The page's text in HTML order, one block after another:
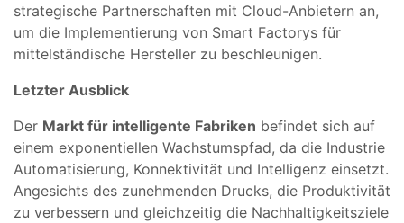
strategische Partnerschaften mit Cloud-Anbietern an,
um die Implementierung von Smart Factorys für
mittelständische Hersteller zu beschleunigen.
Letzter Ausblick
Der Markt für intelligente Fabriken befindet sich auf
einem exponentiellen Wachstumspfad, da die Industrie
Automatisierung, Konnektivität und Intelligenz einsetzt.
Angesichts des zunehmenden Drucks, die Produktivität
zu verbessern und gleichzeitig die Nachhaltigkeitsziele